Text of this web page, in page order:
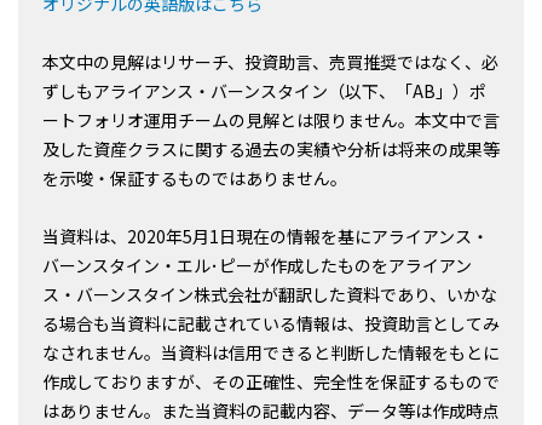
本文中の見解はリサーチ、投資助言、売買推奨ではなく、必
ずしもアライアンス・バーンスタイン（以下、「AB」）ポ
ートフォリオ運用チームの見解とは限りません。本文中で言
及した資産クラスに関する過去の実績や分析は将来の成果等
を示唆・保証するものではありません。
当資料は、2020年5月1日現在の情報を基にアライアンス・
バーンスタイン・エル･ピーが作成したものをアライアン
ス・バーンスタイン株式会社が翻訳した資料であり、いかな
る場合も当資料に記載されている情報は、投資助言としてみ
なされません。当資料は信用できると判断した情報をもとに
作成しておりますが、その正確性、完全性を保証するもので
はありません。また当資料の記載内容、データ等は作成時点